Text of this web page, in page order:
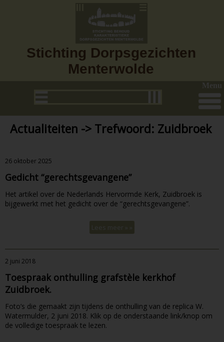
Stichting Dorpsgezichten
Menterwolde
Menu
Actualiteiten -> Trefwoord: Zuidbroek
26 oktober 2025
Gedicht “gerechtsgevangene”
Het artikel over de Nederlands Hervormde Kerk, Zuidbroek is
bijgewerkt met het gedicht over de “gerechtsgevangene”.
Lees meer » »
2 juni 2018
Toespraak onthulling grafstèle kerkhof
Zuidbroek.
Foto’s die gemaakt zijn tijdens de onthulling van de replica W.
Watermulder, 2 juni 2018. Klik op de onderstaande link/knop om
de volledige toespraak te lezen.